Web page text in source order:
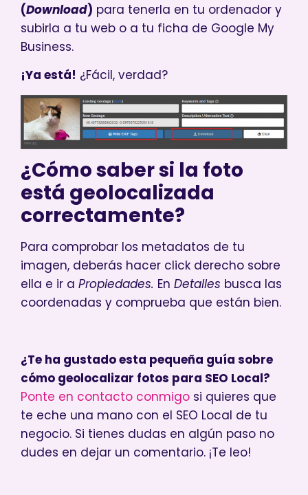
(Download) para tenerla en tu ordenador y
subirla a tu web o a tu ficha de Google My
Business.
¡Ya está! ¿Fácil, verdad?
¿Cómo saber si la foto
está geolocalizada
correctamente?
Para comprobar los metadatos de tu
imagen, deberás hacer click derecho sobre
ella e ir a Propiedades. En Detalles busca las
coordenadas y comprueba que están bien.
¿Te ha gustado esta pequeña guía sobre
cómo geolocalizar fotos para SEO Local?
Ponte en contacto conmigo si quieres que
te eche una mano con el SEO Local de tu
negocio. Si tienes dudas en algún paso no
dudes en dejar un comentario. ¡Te leo!